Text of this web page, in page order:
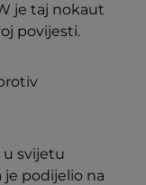
je taj nokaut
povijesti.
u svijetu
je podijelio na